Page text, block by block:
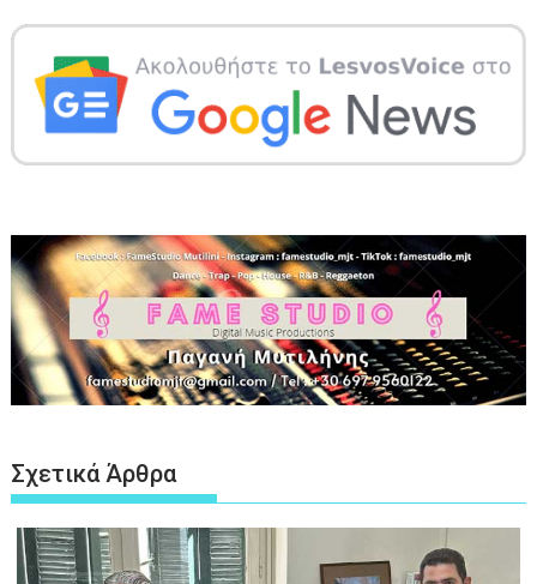
Σχετικά Άρθρα